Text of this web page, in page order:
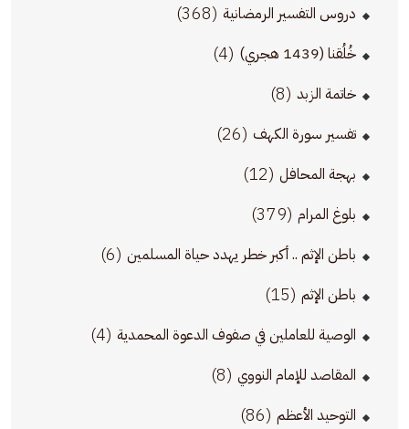
دروس التفسير الرمضانية (368)
خُلُقنا (1439 هجري) (4)
خاتمة الزبد (8)
تفسير سورة الكهف (26)
بهجة المحافل (12)
بلوغ المرام (379)
باطن الإثم .. أكبر خطر يهدد حياة المسلمين (6)
باطن الإثم (15)
الوصية للعاملين في صفوف الدعوة المحمدية (4)
المقاصد للإمام النووي (8)
التوحيد الأعظم (86)